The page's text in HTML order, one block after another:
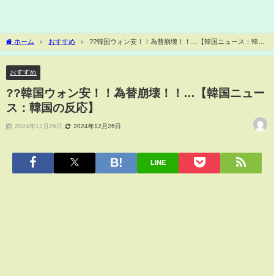
ホーム おすすめ
??韓国ウォン安！！為替崩壊！！…【韓国ニュース：韓国
の反応】
おすすめ
??韓国ウォン安！！為替崩壊！！…【韓国ニュー
ス：韓国の反応】
2024年12月26日 2024年12月26日
LINE